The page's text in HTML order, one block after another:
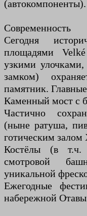
(автокомпоненты).
Современность
Сегодня
площадями
узкими
замком)
памятник.
Каменный мост с
Частично
(ныне ратуша,
готическим залом
Костёлы (в
смотровой
уникальной
Ежегодные
набережной